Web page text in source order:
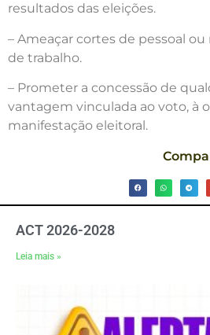
resultados das eleições.
– Ameaçar cortes de pessoal
de trabalho.
– Prometer a concessão de
vantagem vinculada ao voto, à
manifestação eleitoral.
ACT 2026-2028
Leia mais »